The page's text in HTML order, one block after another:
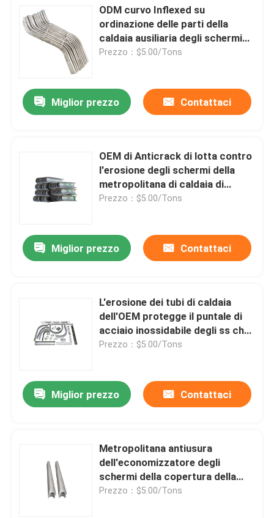
ODM curvo Inflexed su
ordinazione delle parti della
caldaia ausiliaria degli schermi
CFB della metropolitana
Prezzo：$5.00/Tons
Miglior prezzo Contattaci
OEM di Anticrack di lotta contro
l'erosione degli schermi della
metropolitana di caldaia di
acciaio inossidabile SS316
Prezzo：$5.00/Tons
Miglior prezzo Contattaci
L'erosione dei tubi di caldaia
dell'OEM protegge il puntale di
acciaio inossidabile degli ss che
misura Eco
Prezzo：$5.00/Tons
Miglior prezzo Contattaci
Metropolitana antiusura
dell'economizzatore degli
schermi della copertura della
caldaia di acciaio inossidabile
Prezzo：$5.00/Tons